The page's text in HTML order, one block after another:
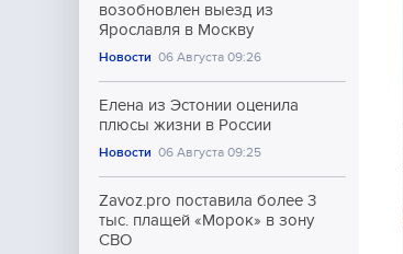
возобновлен выезд из
Ярославля в Москву
Новости 06 Августа 09:26
Елена из Эстонии оценила
плюсы жизни в России
Новости 06 Августа 09:25
Zavoz.pro поставила более 3
тыс. плащей «Морок» в зону
СВО